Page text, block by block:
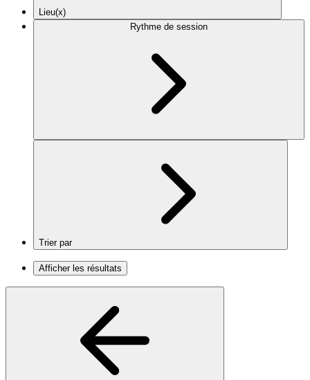
Lieu(x)
Rythme de session
Trier par
Afficher les résultats